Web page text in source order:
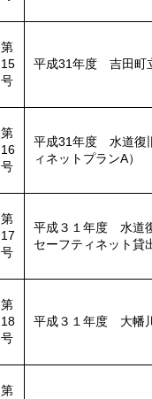
第
15
号
平成31年度 吉田町
第
16
号
平成31年度 水道復
ィネットプランA）
第
17
号
平成３１年度 水道
セーフティネット貸
第
18
号
平成３１年度 大幡
第